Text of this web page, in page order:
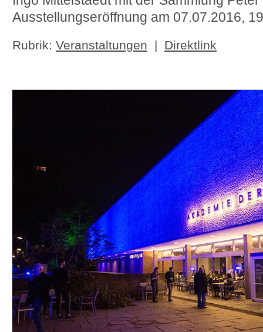
Ausstellungseröffnung am 07.07.2016,
Rubrik: Veranstaltungen | Direktlink